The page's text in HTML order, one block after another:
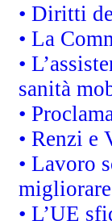
• Diritti
• La
•
sanità
•
• Renzi e
• Lavoro
• L’UE